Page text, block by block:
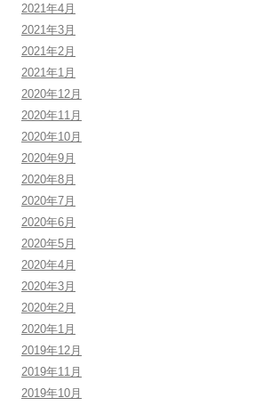
2021年4月
2021年3月
2021年2月
2021年1月
2020年12月
2020年11月
2020年10月
2020年9月
2020年8月
2020年7月
2020年6月
2020年5月
2020年4月
2020年3月
2020年2月
2020年1月
2019年12月
2019年11月
2019年10月